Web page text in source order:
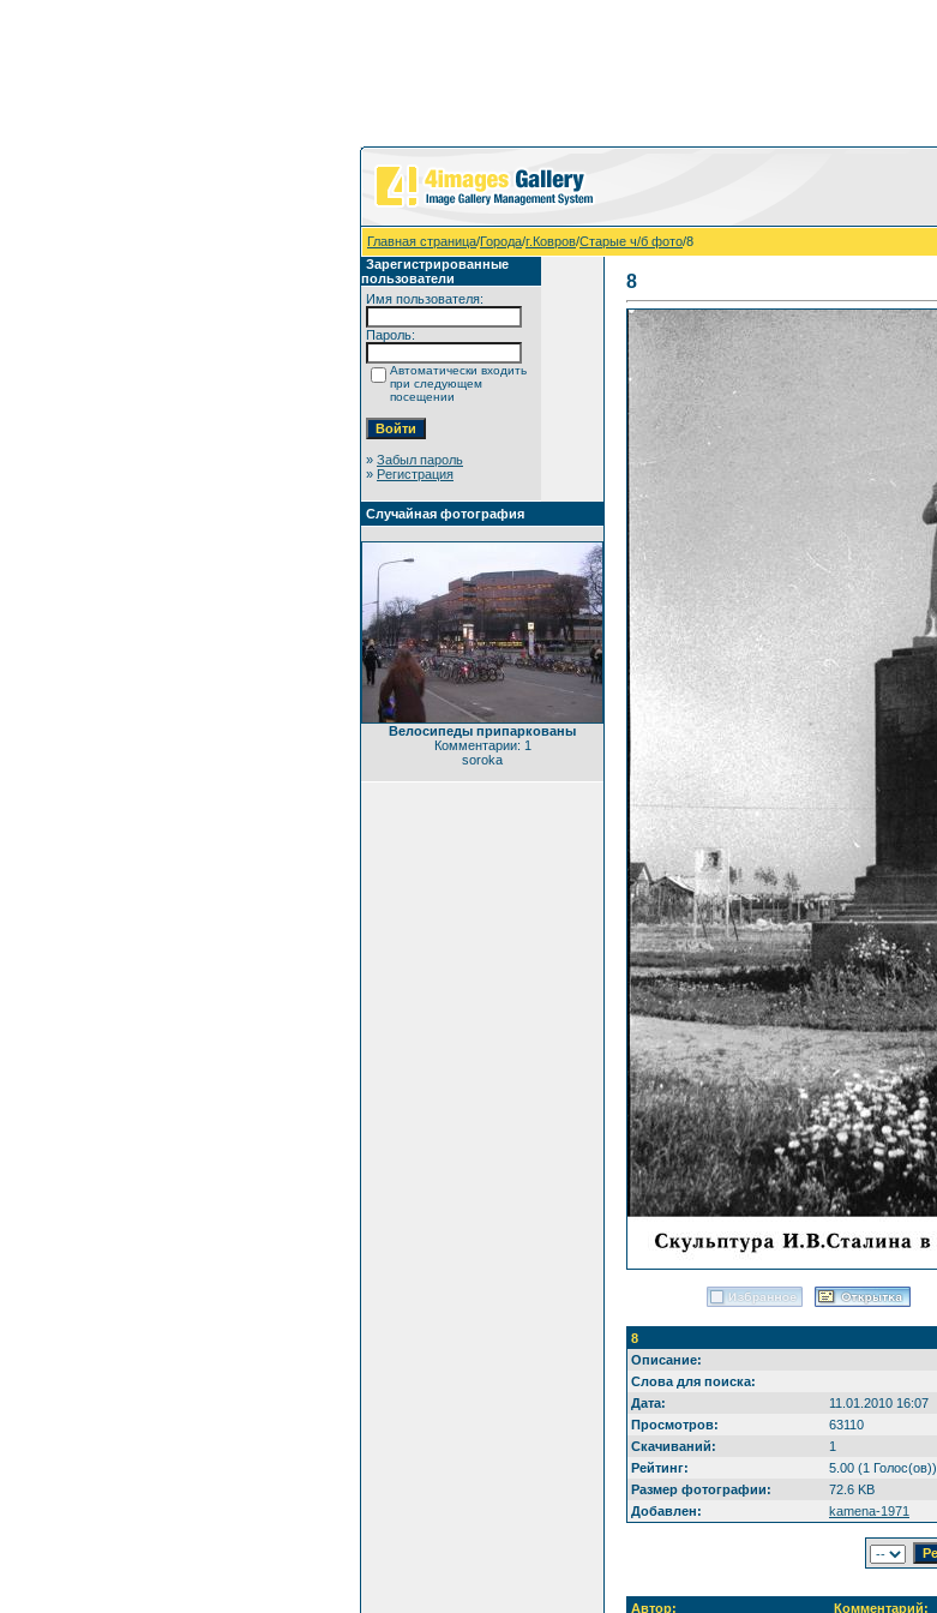
Главная страница/Города/г.Ковров/Старые ч/б фото/8
Зарегистрированные
пользователи
Имя пользователя:
Пароль:
Автоматически входить
при следующем
посещении
» Забыл пароль
» Регистрация
Случайная фотография
Велосипеды припаркованы
Комментарии: 1
soroka
8
8
Описание:
Слова для поиска:
Дата:
11.01.2010 16:07
Просмотров:
63110
Скачиваний:
1
Рейтинг:
5.00 (1 Голос(ов))
Размер фотографии:
72.6 KB
Добавлен:
kamena-1971
Автор: Комментарий: